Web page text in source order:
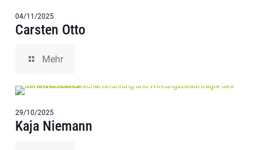
04/11/2025
Carsten Otto
Mehr
29/10/2025
Kaja Niemann